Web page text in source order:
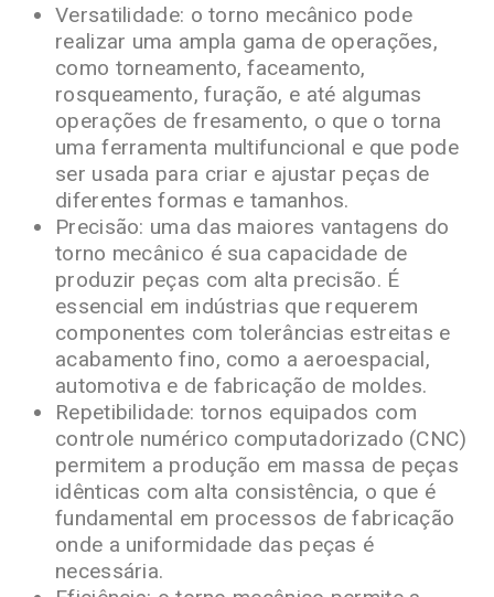
Versatilidade: o torno mecânico pode
realizar uma ampla gama de operações,
como torneamento, faceamento,
rosqueamento, furação, e até algumas
operações de fresamento, o que o torna
uma ferramenta multifuncional e que pode
ser usada para criar e ajustar peças de
diferentes formas e tamanhos.
Precisão: uma das maiores vantagens do
torno mecânico é sua capacidade de
produzir peças com alta precisão. É
essencial em indústrias que requerem
componentes com tolerâncias estreitas e
acabamento fino, como a aeroespacial,
automotiva e de fabricação de moldes.
Repetibilidade: tornos equipados com
controle numérico computadorizado (CNC)
permitem a produção em massa de peças
idênticas com alta consistência, o que é
fundamental em processos de fabricação
onde a uniformidade das peças é
necessária.